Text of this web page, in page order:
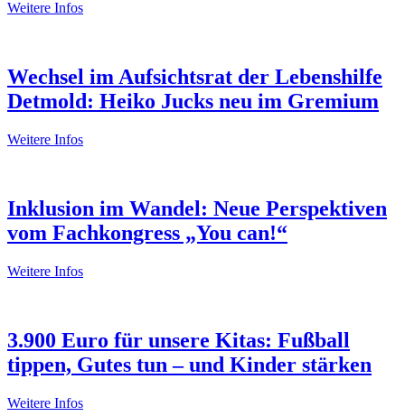
Weitere Infos
Wechsel im Aufsichtsrat der Lebenshilfe
Detmold: Heiko Jucks neu im Gremium
Weitere Infos
Inklusion im Wandel: Neue Perspektiven
vom Fachkongress „You can!“
Weitere Infos
3.900 Euro für unsere Kitas: Fußball
tippen, Gutes tun – und Kinder stärken
Weitere Infos